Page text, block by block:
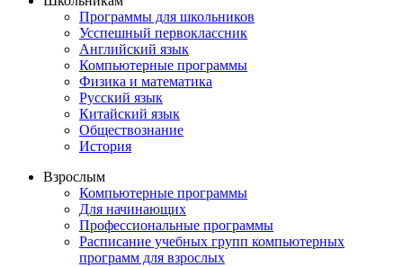
Программы для школьников
Усспешный первоклассник
Английский язык
Компьютерные программы
Физика и математика
Русский язык
Китайский язык
Обществознание
История
Взрослым
Компьютерные программы
Для начинающих
Профессиональные программы
Расписание учебных групп компьютерных
программ для взрослых